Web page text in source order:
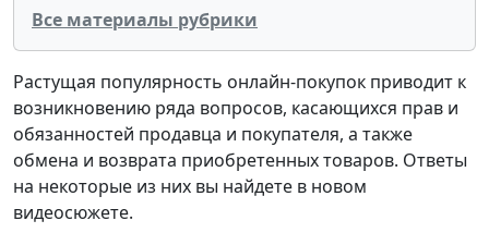
Все материалы рубрики
Растущая популярность онлайн-покупок приводит к
возникновению ряда вопросов, касающихся прав и
обязанностей продавца и покупателя, а также
обмена и возврата приобретенных товаров. Ответы
на некоторые из них вы найдете в новом
видеосюжете.